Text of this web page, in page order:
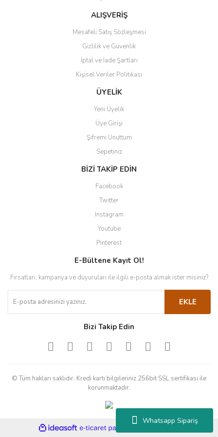
Whatsapp Sipariş
Bu ürüne benzer farklı alternatifler olmalı.
Gönder
ALIŞVERİŞ
Mesafeli Satış Sözleşmesi
Gizlilik ve Güvenlik
İptal ve İade Şartları
Kişisel Veriler Politikası
ÜYELİK
Yeni Üyelik
Üye Girişi
Şifremi Unuttum
Sepetiniz
BİZİ TAKİP EDİN
Facebook
Twitter
Instagram
Youtube
Pinterest
E-Bültene Kayıt Ol!
Fırsatları, kampanya ve duyuruları ile ilgili e-posta almak ister misiniz?
EKLE
Bizi Takip Edin
© Tüm hakları saklıdır. Kredi kartı bilgileriniz 256bit SSL sertifikası ile
korunmaktadır.
ideasoft